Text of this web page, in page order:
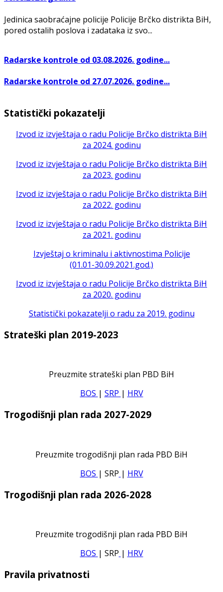
Jedinica saobraćajne policije Policije Brčko distrikta BiH,
pored ostalih poslova i zadataka iz svo...
Radarske kontrole od 03.08.2026. godine...
Radarske kontrole od 27.07.2026. godine...
Statistički pokazatelji
Izvod iz izvještaja o radu Policije Brčko distrikta BiH
za 2024. godinu
Izvod iz izvještaja o radu Policije Brčko distrikta BiH
za 2023. godinu
Izvod iz izvještaja o radu Policije Brčko distrikta BiH
za 2022. godinu
Izvod iz izvještaja o radu Policije Brčko distrikta BiH
za 2021. godinu
Izvještaj o kriminalu i aktivnostima Policije
(01.01-30.09.2021.god.)
Izvod iz izvještaja o radu Policije Brčko distrikta BiH
za 2020. godinu
Statistički pokazatelji o radu za 2019. godinu
Strateški plan 2019-2023
Preuzmite strateški plan PBD BiH
BOS | SRP | HRV
Trogodišnji plan rada 2027-2029
Preuzmite trogodišnji plan rada PBD BiH
BOS | SRP | HRV
Trogodišnji plan rada 2026-2028
Preuzmite trogodišnji plan rada PBD BiH
BOS | SRP | HRV
Pravila privatnosti